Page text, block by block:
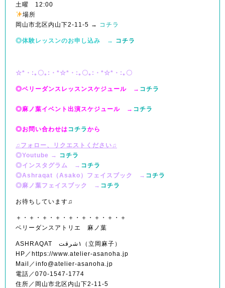
土曜 12:00
場所
岡山市北区内山下2-11-5 →
コチラ
◎体験レッスンのお申し込み → コチラ
☆*・:｡〇｡:・*☆*・:｡〇｡:・*☆*・:｡〇
◎ベリーダンスレッスンスケジュール → コチラ
◎麻ノ葉イベント出演スケジュール → コチラ
◎お問い合わせはコチラから
♫フォロー、リクエストください♫
◎Youtube → コチラ
◎インスタグラム → コチラ
◎Ashraqat（Asako）フェイスブック → コチラ
◎麻ノ葉フェイスブック → コチラ
お待ちしています♫
＋・＋・＋・＋・＋・＋・＋・＋・＋
ベリーダンスアトリエ 麻ノ葉
ASHRAQAT ١شرقت（立岡麻子）
HP／https://www.atelier-asanoha.jp
Mail／info@atelier-asanoha.jp
電話／070-1547-1774
住所／岡山市北区内山下2-11-5